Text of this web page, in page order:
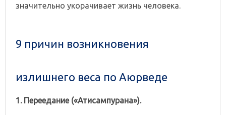
значительно укорачивает жизнь человека.
9 причин возникновения
излишнего веса по Аюрведе
1. Переедание («Атисампурана»).